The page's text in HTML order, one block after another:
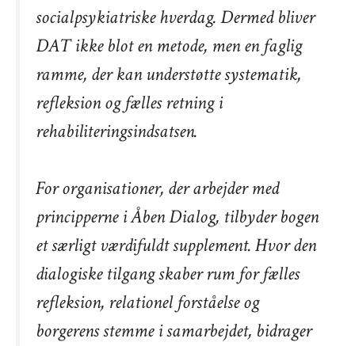
socialpsykiatriske hverdag. Dermed bliver
DAT ikke blot en metode, men en faglig
ramme, der kan understøtte systematik,
refleksion og fælles retning i
rehabiliteringsindsatsen.
For organisationer, der arbejder med
principperne i Åben Dialog, tilbyder bogen
et særligt værdifuldt supplement. Hvor den
dialogiske tilgang skaber rum for fælles
refleksion, relationel forståelse og
borgerens stemme i samarbejdet, bidrager